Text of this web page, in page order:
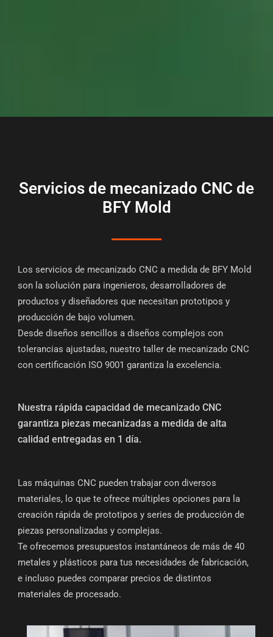
Servicios de mecanizado CNC de
BFY Mold
Los servicios de mecanizado CNC a medida de BFY Mold
son la solución para ingenieros, desarrolladores de
productos y diseñadores que necesitan prototipos y
producción de bajo volumen.
Desde diseños sencillos a diseños complejos con
tolerancias ajustadas, nuestro taller de mecanizado CNC
con certificación ISO 9001 garantiza la excelencia.
Nuestra rápida capacidad de mecanizado CNC
garantiza piezas mecanizadas a medida de alta
calidad entregadas en 1 día.
Las máquinas CNC pueden trabajar con diversos
materiales, lo que te ofrece múltiples opciones para la
creación rápida de prototipos y series de producción de
piezas personalizadas y complejas.
Te ofrecemos presupuestos instantáneos de más de 40
metales y plásticos para tus necesidades de fabricación,
e incluso puedes comparar precios de distintos
materiales de procesado.